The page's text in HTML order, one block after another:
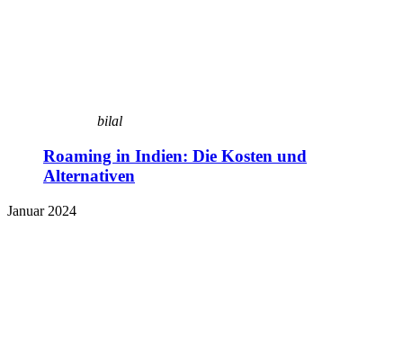
bilal
Roaming in Indien: Die Kosten und
Alternativen
Januar 2024